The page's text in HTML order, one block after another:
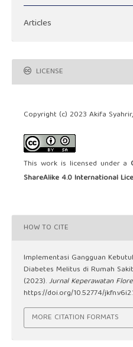
Articles
LICENSE
Copyright (c) 2023 Akifa
This work is licensed under a
ShareAlike 4.0 International
HOW TO CITE
Implementasi Gangguan
Diabetes Melitus di Rumah
(2023).Jurnal Keperawatan
https://doi.org/10.52774/
MORE CITATION FORMATS